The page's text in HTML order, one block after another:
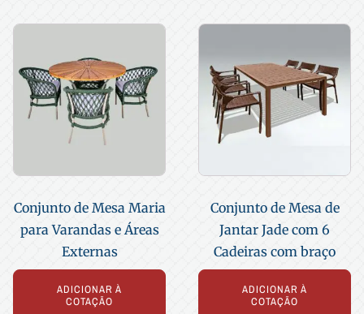
Conjunto de Mesa Maria
para Varandas e Áreas
Externas
ADICIONAR À
COTAÇÃO
Conjunto de Mesa de
Jantar Jade com 6
Cadeiras com braço
ADICIONAR À
COTAÇÃO